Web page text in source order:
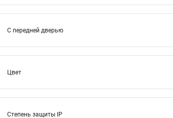
С передней дверью
Цвет
Степень защиты IP